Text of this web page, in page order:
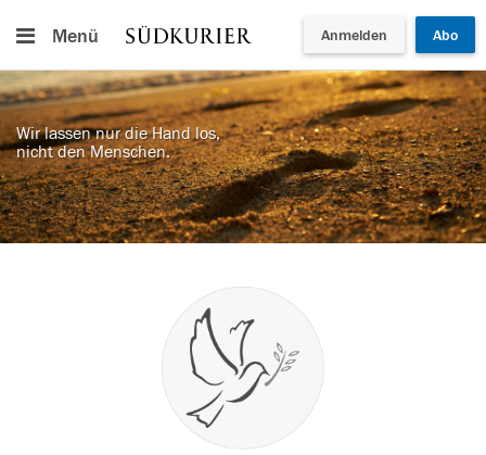
Menü Anmelden Abo
Wir lassen nur die Hand los,
nicht den Menschen.